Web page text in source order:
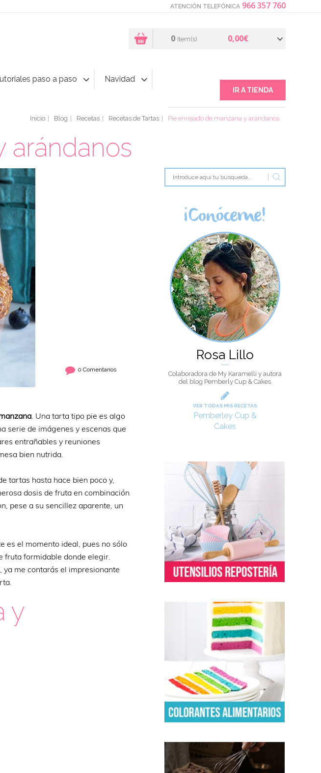
ATENCIÓN TELEFÓNICA 966 357 760
0 Item(s) 0,00€
paso a paso Navidad
IR A TIENDA
Inicio Blog Recetas Recetas de Tartas Pie enrejado de manzana y arándanos
arándanos
0 Comentarios
. Una tarta tipo pie es algo
serie de imágenes y escenas que
entrañables y reuniones
bien nutrida.
tartas hasta hace bien poco y,
dosis de fruta en combinación
pese a su sencillez aparente, un
es el momento ideal, pues no sólo
fruta formidable donde elegir.
ya me contarás el impresionante
y
¡Conóceme!
Rosa Lillo
Colaboradora de My Karamelli y autora
del blog Pemberly Cup & Cakes
VER TODAS MIS RECETAS
Pemberley Cup &
Cakes